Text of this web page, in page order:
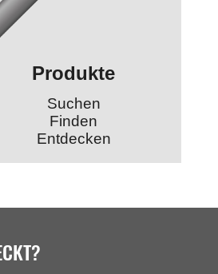
Produkte
Suchen
Finden
Entdecken